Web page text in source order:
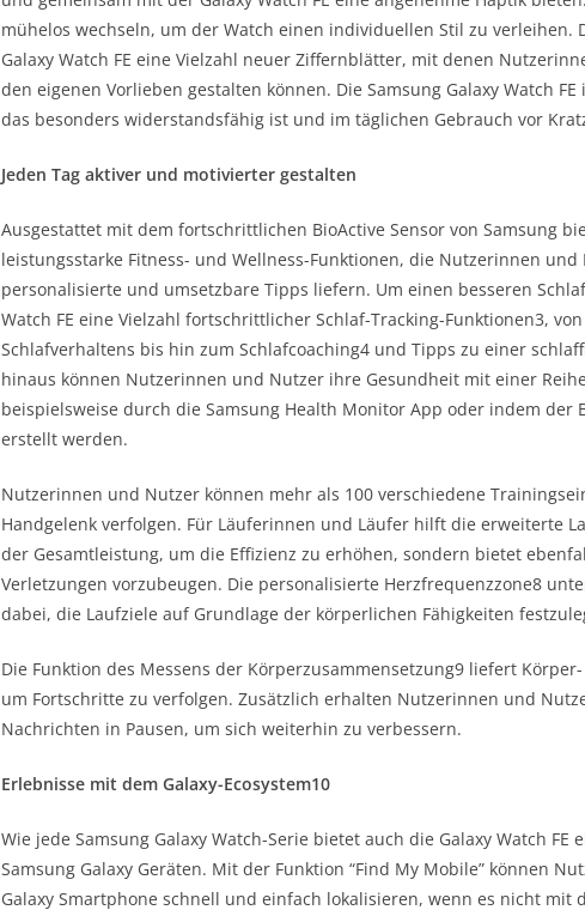
mühelos wechseln, um der Watch einen individuellen Stil zu verleihen.
Galaxy Watch FE eine Vielzahl neuer Ziffernblätter, mit denen
den eigenen Vorlieben gestalten können. Die Samsung Galaxy Watch
das besonders widerstandsfähig ist und im täglichen Gebrauch vor
Jeden Tag aktiver und motivierter gestalten
Ausgestattet mit dem fortschrittlichen BioActive Sensor von Samsung
leistungsstarke Fitness- und Wellness-Funktionen, die Nutzerinnen
personalisierte und umsetzbare Tipps liefern. Um einen besseren
Watch FE eine Vielzahl fortschrittlicher Schlaf-Tracking-Funktionen3,
Schlafverhaltens bis hin zum Schlafcoaching4 und Tipps zu einer
hinaus können Nutzerinnen und Nutzer ihre Gesundheit mit einer
beispielsweise durch die Samsung Health Monitor App oder indem der
erstellt werden.
Nutzerinnen und Nutzer können mehr als 100 verschiedene
Handgelenk verfolgen. Für Läuferinnen und Läufer hilft die erweiterte
der Gesamtleistung, um die Effizienz zu erhöhen, sondern bietet
Verletzungen vorzubeugen. Die personalisierte Herzfrequenzzone8
dabei, die Laufziele auf Grundlage der körperlichen Fähigkeiten
Die Funktion des Messens der Körperzusammensetzung9 liefert
um Fortschritte zu verfolgen. Zusätzlich erhalten Nutzerinnen und
Nachrichten in Pausen, um sich weiterhin zu verbessern.
Erlebnisse mit dem Galaxy-Ecosystem10
Wie jede Samsung Galaxy Watch-Serie bietet auch die Galaxy Watch
Samsung Galaxy Geräten. Mit der Funktion “Find My Mobile” können
Galaxy Smartphone schnell und einfach lokalisieren, wenn es nicht mit